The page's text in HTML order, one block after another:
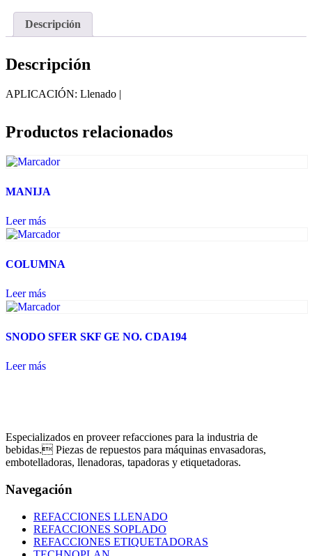
Descripción
Descripción
APLICACIÓN: Llenado |
Productos relacionados
MANIJA
Leer más
COLUMNA
Leer más
SNODO SFER SKF GE NO. CDA194
Leer más
Especializados en proveer refacciones para la industria de
bebidas. Piezas de repuestos para máquinas envasadoras,
embotelladoras, llenadoras, tapadoras y etiquetadoras.
Navegación
REFACCIONES LLENADO
REFACCIONES SOPLADO
REFACCIONES ETIQUETADORAS